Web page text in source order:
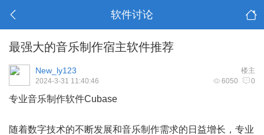
软件讨论
最强大的音乐制作宿主软件推荐
楼主
New_ly123
6050 0
2024-3-31 11:40:46
专业音乐制作软件Cubase
随着数字技术的不断发展和音乐制作需求的日益增长，专业